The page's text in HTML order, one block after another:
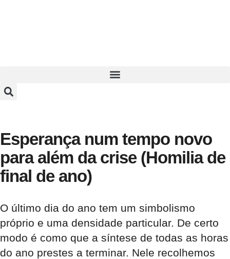
Esperança num tempo novo
para além da crise (Homilia de
final de ano)
O último dia do ano tem um simbolismo
próprio e uma densidade particular. De certo
modo é como que a síntese de todas as horas
do ano prestes a terminar. Nele recolhemos